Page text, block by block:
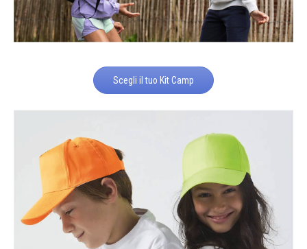
Scegli il tuo Kit Camp